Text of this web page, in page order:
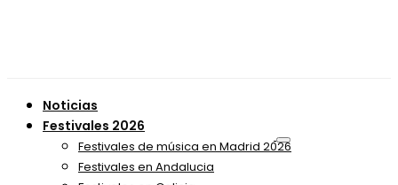
Noticias
Festivales 2026
Festivales de música en Madrid 2026
Festivales en Andalucia